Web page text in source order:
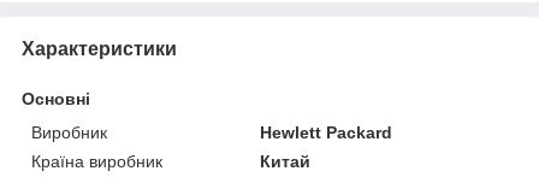
Характеристики
Основні
Виробник
Hewlett Packard
Країна виробник
Китай